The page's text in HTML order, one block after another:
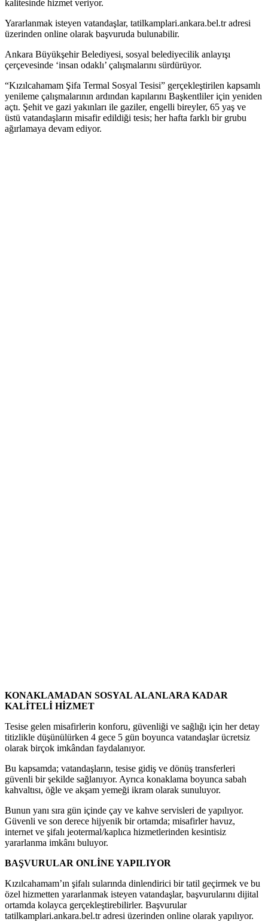
kalitesinde hizmet veriyor.
Yararlanmak isteyen vatandaşlar, tatilkamplari.ankara.bel.tr adresi
üzerinden online olarak başvuruda bulunabilir.
Ankara Büyükşehir Belediyesi, sosyal belediyecilik anlayışı
çerçevesinde ‘insan odaklı’ çalışmalarını sürdürüyor.
“Kızılcahamam Şifa Termal Sosyal Tesisi” gerçekleştirilen kapsamlı
yenileme çalışmalarının ardından kapılarını Başkentliler için yeniden
açtı. Şehit ve gazi yakınları ile gaziler, engelli bireyler, 65 yaş ve
üstü vatandaşların misafir edildiği tesis; her hafta farklı bir grubu
ağırlamaya devam ediyor.
KONAKLAMADAN SOSYAL ALANLARA KADAR
KALİTELİ HİZMET
Tesise gelen misafirlerin konforu, güvenliği ve sağlığı için her detay
titizlikle düşünülürken 4 gece 5 gün boyunca vatandaşlar ücretsiz
olarak birçok imkândan faydalanıyor.
Bu kapsamda; vatandaşların, tesise gidiş ve dönüş transferleri
güvenli bir şekilde sağlanıyor. Ayrıca konaklama boyunca sabah
kahvaltısı, öğle ve akşam yemeği ikram olarak sunuluyor.
Bunun yanı sıra gün içinde çay ve kahve servisleri de yapılıyor.
Güvenli ve son derece hijyenik bir ortamda; misafirler havuz,
internet ve şifalı jeotermal/kaplıca hizmetlerinden kesintisiz
yararlanma imkânı buluyor.
BAŞVURULAR ONLİNE YAPILIYOR
Kızılcahamam’ın şifalı sularında dinlendirici bir tatil geçirmek ve bu
özel hizmetten yararlanmak isteyen vatandaşlar, başvurularını dijital
ortamda kolayca gerçekleştirebilirler. Başvurular
tatilkamplari.ankara.bel.tr adresi üzerinden online olarak yapılıyor.